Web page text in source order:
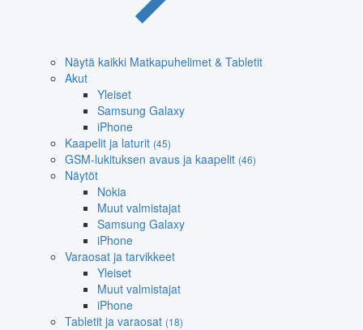
Näytä kaikki Matkapuhelimet & Tabletit
Akut
Yleiset
Samsung Galaxy
iPhone
Kaapelit ja laturit (45)
GSM-lukituksen avaus ja kaapelit (46)
Näytöt
Nokia
Muut valmistajat
Samsung Galaxy
iPhone
Varaosat ja tarvikkeet
Yleiset
Muut valmistajat
iPhone
Tabletit ja varaosat (18)